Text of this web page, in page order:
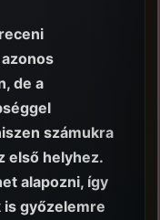
de a
számukra
első helyhez.
alapozni, így
is győzelemre